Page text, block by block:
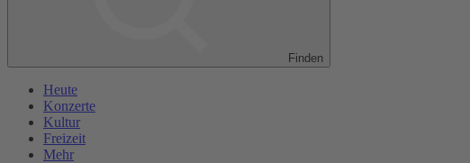
Finden
Heute
Konzerte
Kultur
Freizeit
Mehr